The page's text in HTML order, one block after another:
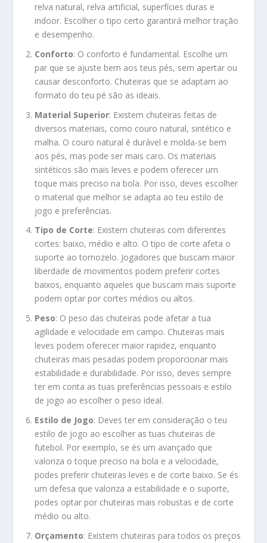
relva natural, relva artificial, superfícies duras e
indoor. Escolher o tipo certo garantirá melhor tração
e desempenho.
Conforto: O conforto é fundamental. Escolhe um
par que se ajuste bem aos teus pés, sem apertar ou
causar desconforto. Chuteiras que se adaptam ao
formato do teu pé são as ideais.
Material Superior: Existem chuteiras feitas de
diversos materiais, como couro natural, sintético e
malha. O couro natural é durável e molda-se bem
aos pés, mas pode ser mais caro. Os materiais
sintéticos são mais leves e podem oferecer um
toque mais preciso na bola. Por isso, deves escolher
o material que melhor se adapta ao teu estilo de
jogo e preferências.
Tipo de Corte: Existem chuteiras com diferentes
cortes: baixo, médio e alto. O tipo de corte afeta o
suporte ao tornozelo. Jogadores que buscam maior
liberdade de movimentos podem preferir cortes
baixos, enquanto aqueles que buscam mais suporte
podem optar por cortes médios ou altos.
Peso: O peso das chuteiras pode afetar a tua
agilidade e velocidade em campo. Chuteiras mais
leves podem oferecer maior rapidez, enquanto
chuteiras mais pesadas podem proporcionar mais
estabilidade e durabilidade. Por isso, deves sempre
ter em conta as tuas preferências pessoais e estilo
de jogo ao escolher o peso ideal.
Estilo de Jogo: Deves ter em consideração o teu
estilo de jogo ao escolher as tuas chuteiras de
futebol. Por exemplo, se és um avançado que
valoriza o toque preciso na bola e a velocidade,
podes preferir chuteiras leves e de corte baixo. Se és
um defesa que valoriza a estabilidade e o suporte,
podes optar por chuteiras mais robustas e de corte
médio ou alto.
Orçamento: Existem chuteiras para todos os preços